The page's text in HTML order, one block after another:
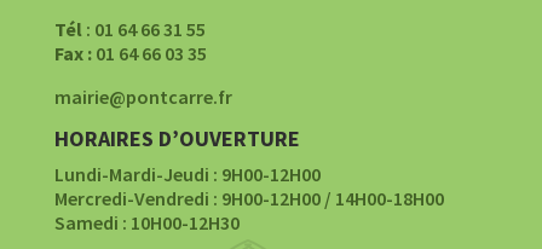
Tél: 01 64 66 31 55
Fax :01 64 66 03 35
mairie@pontcarre.fr
HORAIRES D’OUVERTURE
Lundi-Mardi-Jeudi : 9H00-12H00
Mercredi-Vendredi : 9H00-12H00 / 14H00-18H00
Samedi : 10H00-12H30